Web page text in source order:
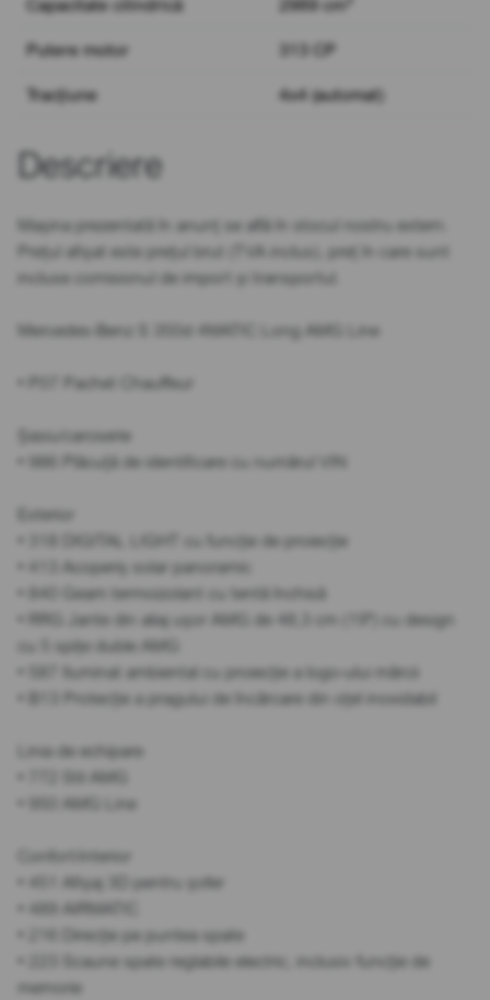
Capacitate cilindrică 2989 cm
Putere motor 313 CP
Tracțiune 4x4 (automat)
Descriere
Mașina prezentată în anunț se află în stocul nostru extern.
Prețul afișat este prețul brut (TVA inclus), preț în care sunt
incluse comisionul de import și transportul.
Mercedes-Benz S 350d 4MATIC Long AMG Line
• P07 Pachet Chauffeur
Șasiu/caroserie
• 986 Plăcuță de identificare cu numărul VIN
Exterior
• 318 DIGITAL LIGHT cu funcție de proiecție
• 413 Acoperiș solar panoramic
• 840 Geam termoizolant cu tentă închisă
• RRG Jante din aliaj ușor AMG de 48,3 cm (19") cu design
cu 5 spițe duble AMG
• 587 Iluminat ambiental cu proiecție a logo-ului mărcii
• B13 Protecție a pragului de încărcare din oțel inoxidabil
Linia de echipare
• 772 Stil AMG
• 950 AMG Line
Confort/interior
• 451 Afișaj 3D pentru șofer
• 489 AIRMATIC
• 216 Direcție pe puntea spate
• 223 Scaune spate reglabile electric, inclusiv funcție de
memorie